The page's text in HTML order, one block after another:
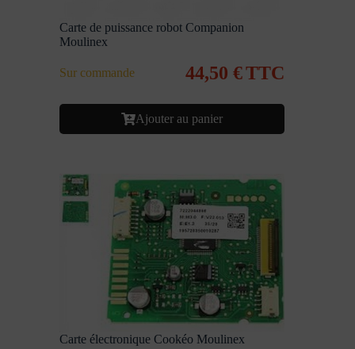
Carte de puissance robot Companion
Moulinex
Sur commande 44,50 €TTC
Ajouter au panier
Carte électronique Cookéo Moulinex